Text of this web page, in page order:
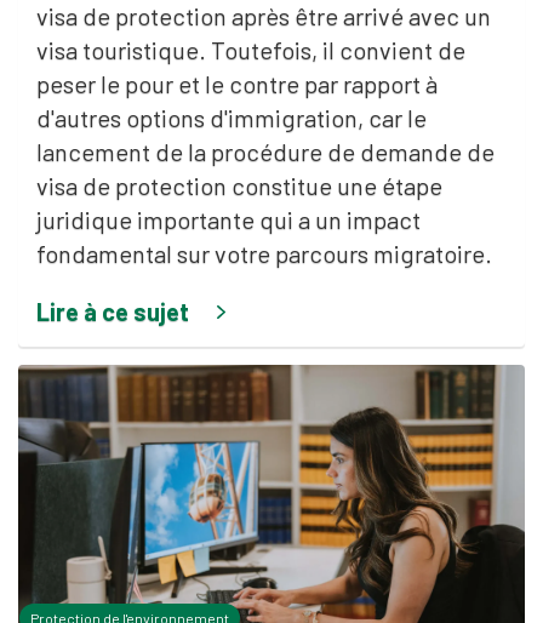
visa de protection après être arrivé avec un
visa touristique. Toutefois, il convient de
peser le pour et le contre par rapport à
d'autres options d'immigration, car le
lancement de la procédure de demande de
visa de protection constitue une étape
juridique importante qui a un impact
fondamental sur votre parcours migratoire.
Lire à ce sujet
Protection de l'environnement